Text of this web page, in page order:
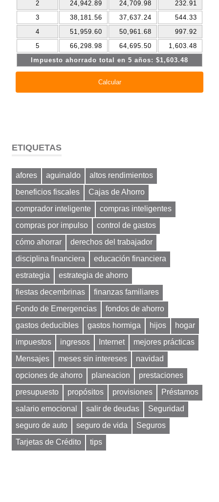
ETIQUETAS
afores aguinaldo
altos rendimientos
beneficios fiscales
Cajas de Ahorro
comprador inteligente
compras inteligentes
compras por impulso
control de gastos
cómo ahorrar
derechos del trabajador
disciplina financiera
educación financiera
estrategia
estrategia de ahorro
fiestas decembrinas
finanzas familiares
Fondo de Emergencias
fondos de ahorro
gastos deducibles
gastos hormiga hijos
hogar
impuestos
ingresos Internet
mejores prácticas
Mensajes
meses sin intereses
navidad
opciones de ahorro
planeacion
prestaciones
presupuesto
propósitos provisiones
Préstamos
salario emocional
salir de deudas
Seguridad
seguro de auto
seguro de vida
Seguros
Tarjetas de Crédito
tips